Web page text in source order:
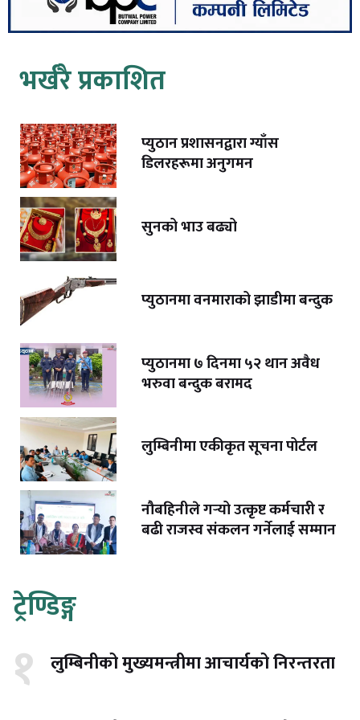
भर्खरै प्रकाशित
प्युठान प्रशासनद्वारा ग्याँस
डिलरहरूमा अनुगमन
सुनको भाउ बढ्यो
प्युठानमा वनमाराको झाडीमा बन्दुक
प्युठानमा ७ दिनमा ५२ थान अवैध
भरुवा बन्दुक बरामद
लुम्बिनीमा एकीकृत सूचना पोर्टल
नौबहिनीले गर्‍यो उत्कृष्ट कर्मचारी र
बढी राजस्व संकलन गर्नेलाई सम्मान
ट्रेण्डिङ्ग
१ लुम्बिनीको मुख्यमन्त्रीमा आचार्यको निरन्तरता